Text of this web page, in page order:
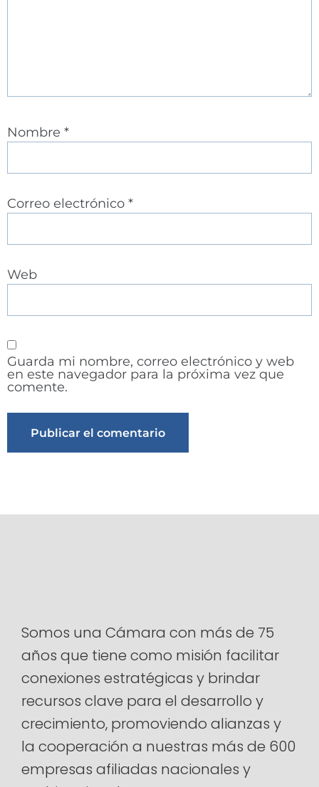
Nombre *
Correo electrónico *
Web
Guarda mi nombre, correo electrónico y web
en este navegador para la próxima vez que
comente.
Somos una Cámara con más de 75
años que tiene como misión facilitar
conexiones estratégicas y brindar
recursos clave para el desarrollo y
crecimiento, promoviendo alianzas y
la cooperación a nuestras más de 600
empresas afiliadas nacionales y